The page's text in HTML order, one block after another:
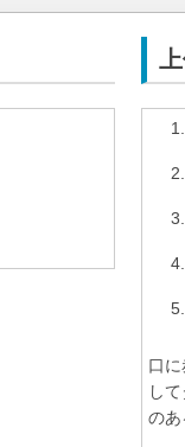
口
し
のあ